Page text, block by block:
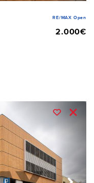
RE/MAX Open
2.000€